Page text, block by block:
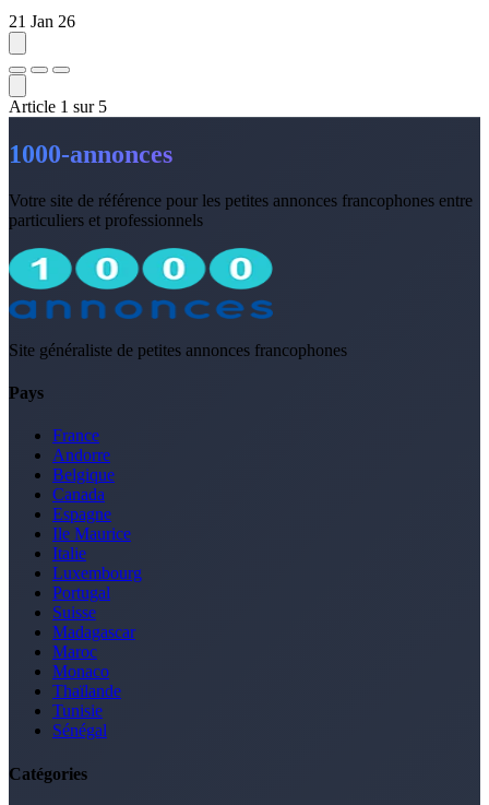
21 Jan 26
Article 1 sur 5
1000-annonces
Votre site de référence pour les petites annonces francophones entre
particuliers et professionnels
Site généraliste de petites annonces francophones
Pays
France
Andorre
Belgique
Canada
Espagne
Ile Maurice
Italie
Luxembourg
Portugal
Suisse
Madagascar
Maroc
Monaco
Thaïlande
Tunisie
Sénégal
Catégories